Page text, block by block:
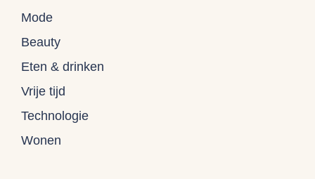
Mode
Beauty
Eten & drinken
Vrije tijd
Technologie
Wonen